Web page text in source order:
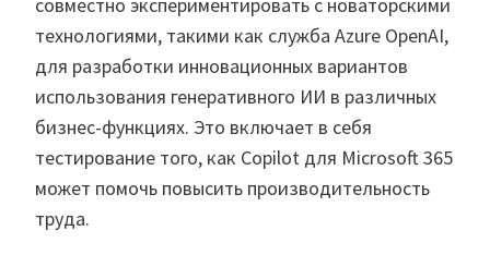
технологиями, такими как служба Azure OpenAI,
для разработки инновационных вариантов
использования генеративного ИИ в различных
бизнес-функциях. Это включает в себя
тестирование того, как Copilot для Microsoft 365
может помочь повысить производительность
труда.